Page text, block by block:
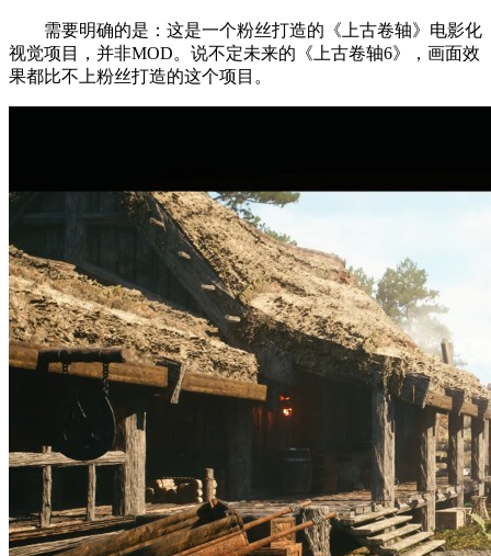
需要明确的是：这是一个粉丝打造的《上古卷轴》电影化
视觉项目，并非MOD。说不定未来的《上古卷轴6》，画面效
果都比不上粉丝打造的这个项目。